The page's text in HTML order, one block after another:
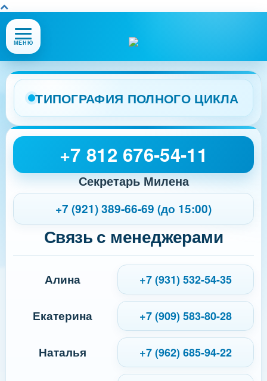
Открыть
или
меню
сайта
МЕНЮ
ТИПОГРАФИЯ ПОЛНОГО ЦИКЛА
+7 812 676-54-11
Секретарь Милена
+7 (921) 389-66-69 (до 15:00)
Связь с менеджерами
Алина +7 (931) 532-54-35
Екатерина +7 (909) 583-80-28
Наталья +7 (962) 685-94-22